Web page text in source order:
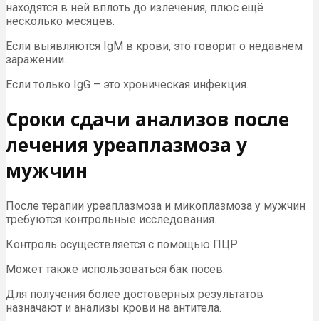
находятся в ней вплоть до излечения, плюс ещё
несколько месяцев.
Если выявляются IgМ в крови, это говорит о недавнем
заражении.
Если только IgG – это хроническая инфекция.
Сроки сдачи анализов после
лечения уреаплазмоза у
мужчин
После терапии уреаплазмоза и микоплазмоза у мужчин
требуются контрольные исследования.
Контроль осуществляется с помощью ПЦР.
Может также использоваться бак посев.
Для получения более достоверных результатов
назначают и анализы крови на антитела.